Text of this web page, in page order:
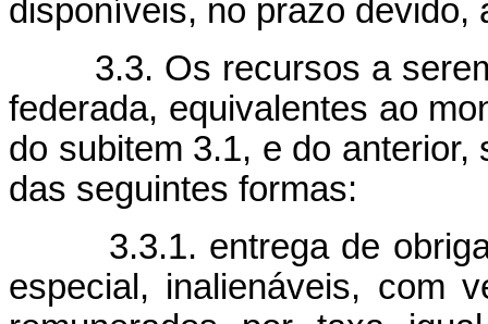
disponíveis, no prazo
3.3. Os recursos a serem
federada, equivalentes ao
do subitem 3.1, e do
das seguintes formas:
3.3.1. entrega de
especial, inalienáveis, com